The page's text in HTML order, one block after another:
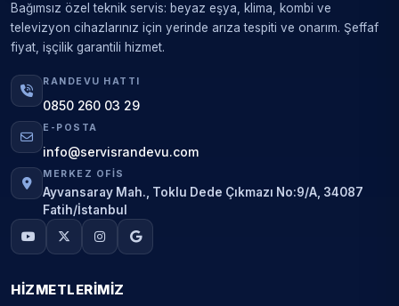
Bağımsız özel teknik servis: beyaz eşya, klima, kombi ve
televizyon cihazlarınız için yerinde arıza tespiti ve onarım. Şeffaf
fiyat, işçilik garantili hizmet.
RANDEVU HATTI
0850 260 03 29
E-POSTA
info@servisrandevu.com
MERKEZ OFIS
Ayvansaray Mah., Toklu Dede Çıkmazı No:9/A, 34087
Fatih/İstanbul
HIZMETLERIMIZ